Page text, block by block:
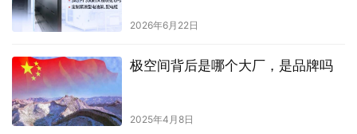
2026年6月22日
极空间背后是哪个大厂，是品牌吗
2025年4月8日